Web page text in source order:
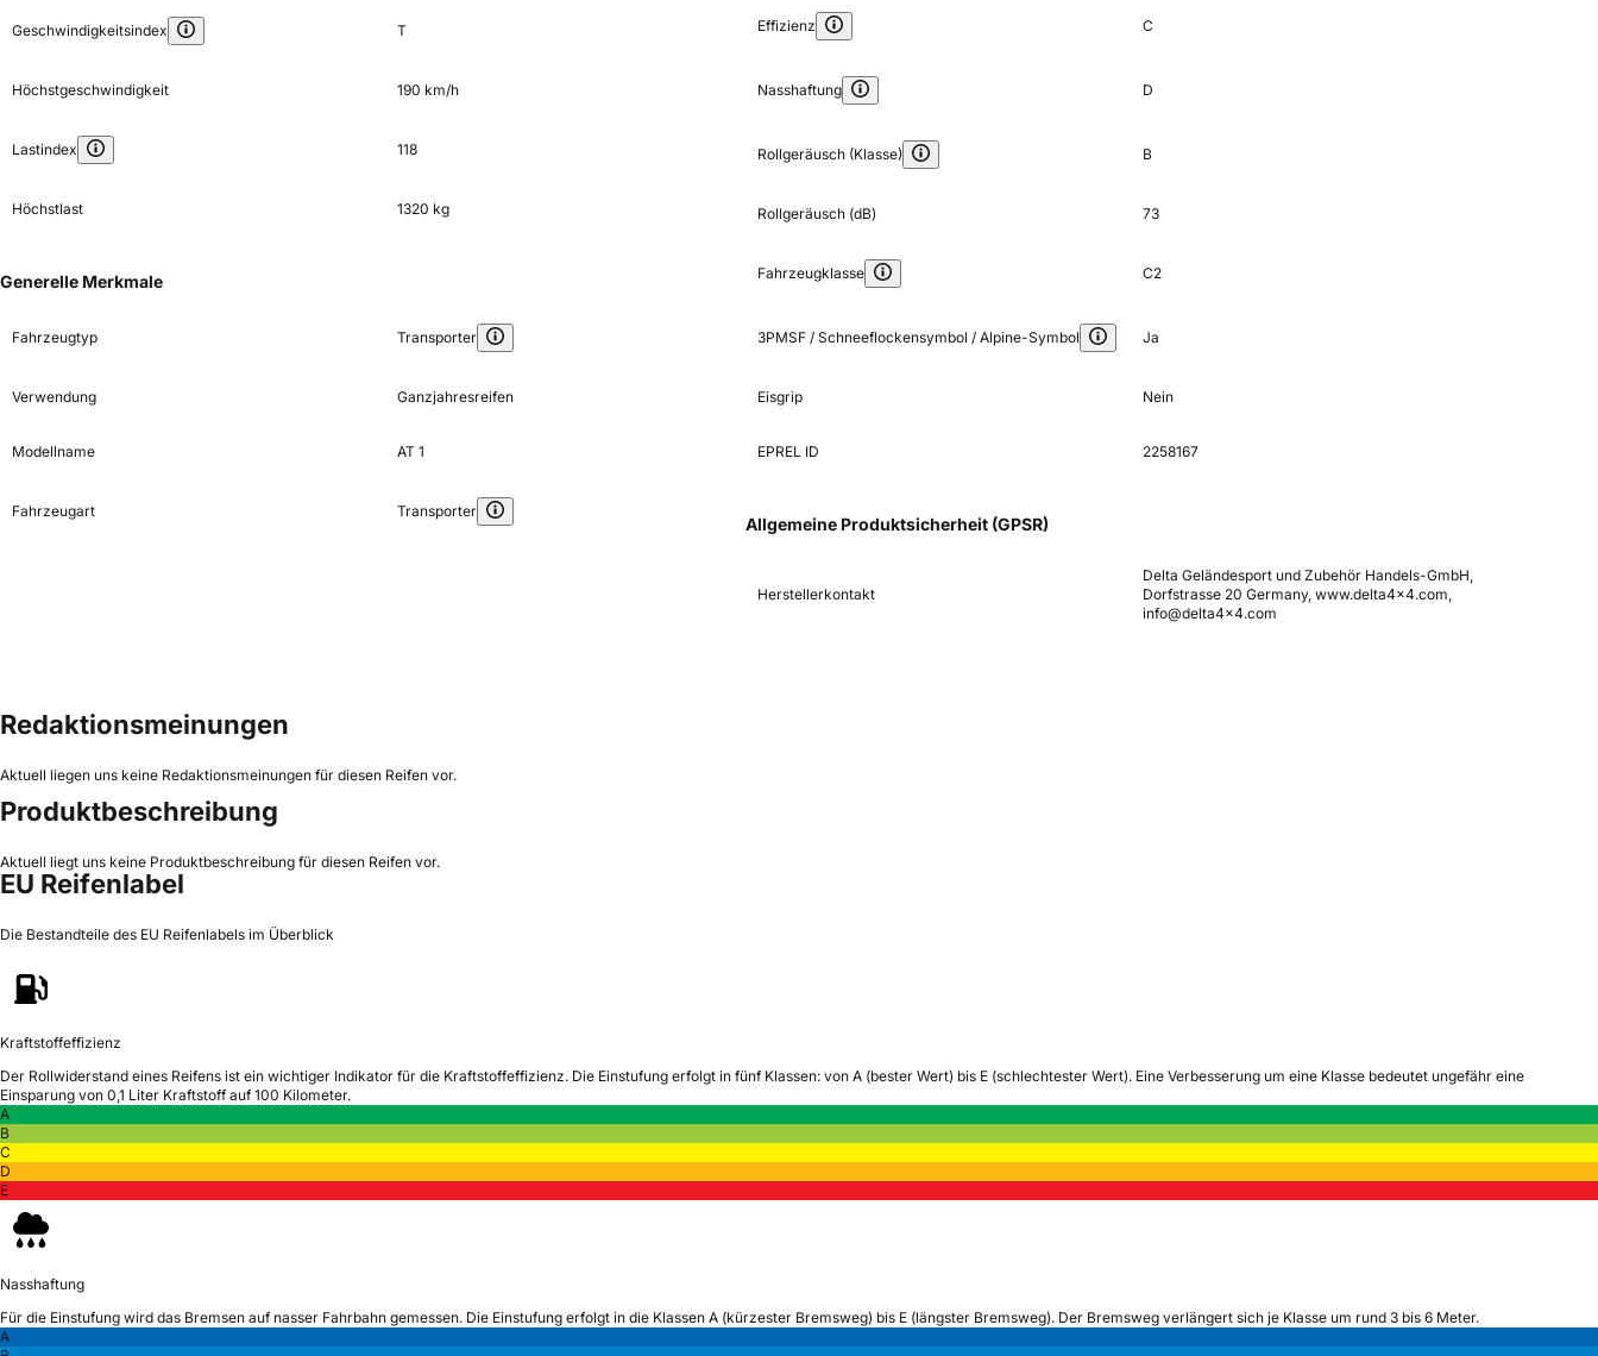
Geschwindigkeitsindex T
Höchstgeschwindigkeit 190 km/h
Lastindex 118
Höchstlast 1320 kg
Generelle Merkmale
Fahrzeugtyp Transporter
Verwendung Ganzjahresreifen
Modellname AT 1
Fahrzeugart Transporter
Effizienz C
Nasshaftung D
Rollgeräusch (Klasse) B
Rollgeräusch (dB) 73
Fahrzeugklasse C2
3PMSF / Schneeflockensymbol / Alpine-Symbol Ja
Eisgrip Nein
EPREL ID 2258167
Allgemeine Produktsicherheit (GPSR)
Herstellerkontakt
Delta Geländesport und Zubehör Handels-GmbH,
Dorfstrasse 20 Germany, www.delta4x4.com,
info@delta4x4.com
Redaktionsmeinungen
Aktuell liegen uns keine Redaktionsmeinungen für diesen Reifen vor.
Produktbeschreibung
Aktuell liegt uns keine Produktbeschreibung für diesen Reifen vor.
EU Reifenlabel
Die Bestandteile des EU Reifenlabels im Überblick
Kraftstoffeffizienz
Der Rollwiderstand eines Reifens ist ein wichtiger Indikator für die Kraftstoffeffizienz. Die Einstufung erfolgt in fünf Klassen: von A (bester Wert) bis E (schlechtester Wert). Eine Verbesserung um eine Klasse bedeutet ungefähr eine
Einsparung von 0,1 Liter Kraftstoff auf 100 Kilometer.
A
B
C
D
E
Nasshaftung
Für die Einstufung wird das Bremsen auf nasser Fahrbahn gemessen. Die Einstufung erfolgt in die Klassen A (kürzester Bremsweg) bis E (längster Bremsweg). Der Bremsweg verlängert sich je Klasse um rund 3 bis 6 Meter.
A